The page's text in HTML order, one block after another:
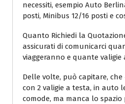
necessiti, esempio Auto
posti, Minibus 12/16 posti e
Quanto Richiedi la
assicurati di comunicarci
viaggeranno e quante valigie
Delle volte, può capitare, che
con 2 valigie a testa, in auto
comode, ma manca lo spazio